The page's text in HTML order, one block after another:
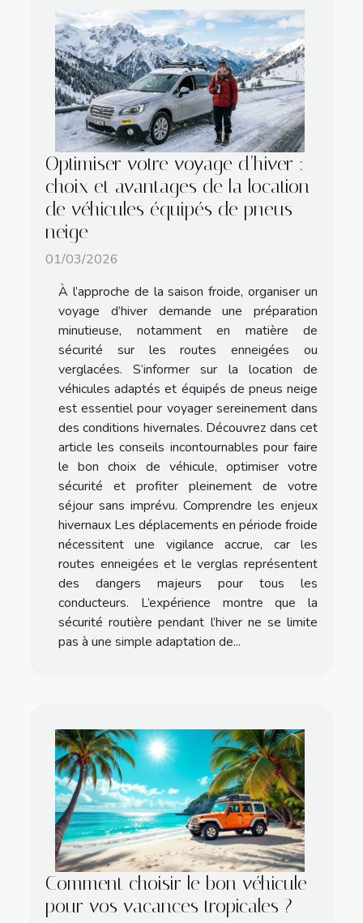
Optimiser votre voyage d’hiver :
choix et avantages de la location
de véhicules équipés de pneus
neige
01/03/2026
À l’approche de la saison froide, organiser un
voyage d’hiver demande une préparation
minutieuse, notamment en matière de
sécurité sur les routes enneigées ou
verglacées. S’informer sur la location de
véhicules adaptés et équipés de pneus neige
est essentiel pour voyager sereinement dans
des conditions hivernales. Découvrez dans cet
article les conseils incontournables pour faire
le bon choix de véhicule, optimiser votre
sécurité et profiter pleinement de votre
séjour sans imprévu. Comprendre les enjeux
hivernaux Les déplacements en période froide
nécessitent une vigilance accrue, car les
routes enneigées et le verglas représentent
des dangers majeurs pour tous les
conducteurs. L’expérience montre que la
sécurité routière pendant l’hiver ne se limite
pas à une simple adaptation de...
Comment choisir le bon véhicule
pour vos vacances tropicales ?